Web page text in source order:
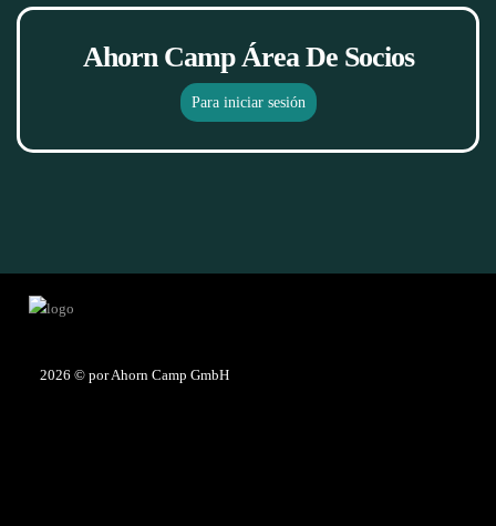
Ahorn Camp Área De Socios
Para iniciar sesión
2026 © por Ahorn Camp GmbH